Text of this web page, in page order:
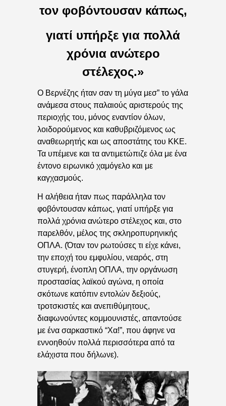
τον φοβόντουσαν κάπως,
γιατί υπήρξε για πολλά
χρόνια ανώτερο
στέλεχος.»
Ο Βερνέζης ήταν σαν τη μύγα μεσ” το γάλα
ανάμεσα στους παλαιούς αριστερούς της
περιοχής του, μόνος εναντίον όλων,
λοιδορούμενος και καθυβριζόμενος ως
αναθεωρητής και ως αποστάτης του ΚΚΕ.
Τα υπέμενε και τα αντιμετώπιζε όλα με ένα
έντονο ειρωνικό χαμόγελο και με
καγχασμούς.
Η αλήθεια ήταν πως παράλληλα τον
φοβόντουσαν κάπως, γιατί υπήρξε για
πολλά χρόνια ανώτερο στέλεχος και, στο
παρελθόν, μέλος της σκληροπυρηνικής
ΟΠΛΑ. (Όταν τον ρωτούσες τι είχε κάνει,
την εποχή του εμφυλίου, νεαρός, στη
στυγερή, ένοπλη ΟΠΛΑ, την οργάνωση
προστασίας λαϊκού αγώνα, η οποία
σκότωνε κατόπιν εντολών δεξιούς,
τροτσκιστές και ανεπιθύμητους,
διαφωνούντες κομμουνιστές, απαντούσε
με ένα σαρκαστικό “Χα!”, που άφηνε να
εννοηθούν πολλά περισσότερα από τα
ελάχιστα που δήλωνε).